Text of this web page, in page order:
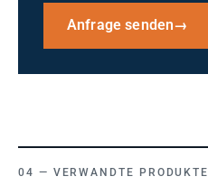
Anfrage senden→
VERWANDTE PRODUKTE